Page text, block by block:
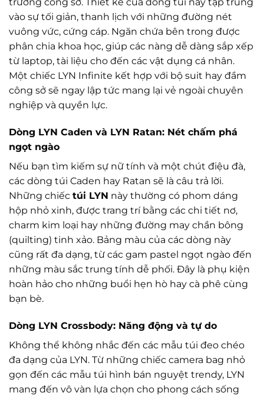
vào sự tối giản, thanh lịch với những đường nét
vuông vức, cứng cáp. Ngăn chứa bên trong được
phân chia khoa học, giúp các nàng dễ dàng sắp xếp
từ laptop, tài liệu cho đến các vật dụng cá nhân.
Một chiếc LYN Infinite kết hợp với bộ suit hay đầm
công sở sẽ ngay lập tức mang lại vẻ ngoài chuyên
nghiệp và quyền lực.
Dòng LYN Caden và LYN Ratan: Nét chấm phá
ngọt ngào
Nếu bạn tìm kiếm sự nữ tính và một chút điệu đà,
các dòng túi Caden hay Ratan sẽ là câu trả lời.
Những chiếc túi LYN này thường có phom dáng
hộp nhỏ xinh, được trang trí bằng các chi tiết nơ,
charm kim loại hay những đường may chần bông
(quilting) tinh xảo. Bảng màu của các dòng này
cũng rất đa dạng, từ các gam pastel ngọt ngào đến
những màu sắc trung tính dễ phối. Đây là phụ kiện
hoàn hảo cho những buổi hẹn hò hay cà phê cùng
bạn bè.
Dòng LYN Crossbody: Năng động và tự do
Không thể không nhắc đến các mẫu túi đeo chéo
đa dạng của LYN. Từ những chiếc camera bag nhỏ
gọn đến các mẫu túi hình bán nguyệt trendy, LYN
mang đến vô vàn lựa chọn cho phong cách sống